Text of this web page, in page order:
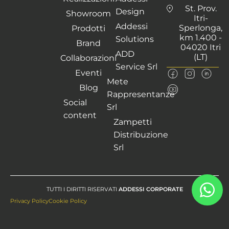
Showroom
Prodotti
Brand
Collaborazioni
Eventi
Blog
Social
content
Design
Addessi
Solutions
ADD
Service Srl
Mete
Rappresentanze
Srl
Zampetti
Distribuzione
Srl
St. Prov.
Itri-
Sperlonga,
km 1.400 -
04020 Itri
(LT)
TUTTI I DIRITTI RISERVATI ADDESSI CORPORATE
Privacy PolicyCookie Policy